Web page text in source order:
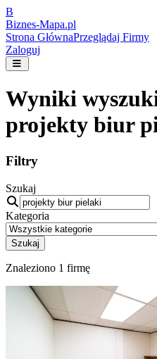
B
Biznes-Mapa.pl
Strona GłównaPrzeglądaj Firmy
Zaloguj
Wyniki
projekty biur
Filtry
Szukaj
Kategoria
Szukaj
Znaleziono 1 firmę